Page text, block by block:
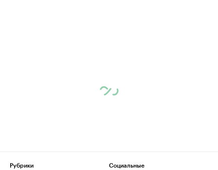
Рубрики
Социальные